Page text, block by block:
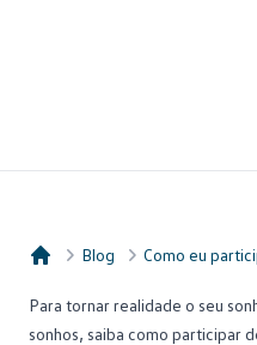
Blog Como eu
Para tornar realidade o seu
sonhos, saiba como participar